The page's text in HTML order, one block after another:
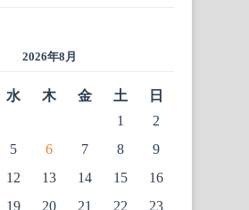
2026年8月
水 木 金 土
日
1
2
5 6 7 8
9
12 13 14 15
16
19 20 21 22
23